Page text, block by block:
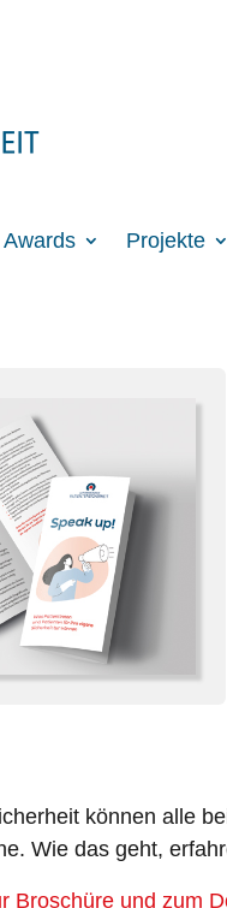
Awards Projekte
können alle
Wie das geht,
Broschüre und zum